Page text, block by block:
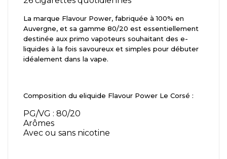
La marque Flavour Power, fabriquée à 100% en
Auvergne, et sa gamme 80/20 est essentiellement
destinée aux primo vapoteurs souhaitant des e-
liquides à la fois savoureux et simples pour débuter
idéalement dans la vape.
Composition du eliquide Flavour Power Le Corsé :
PG/VG : 80/20
Arômes
Avec ou sans nicotine